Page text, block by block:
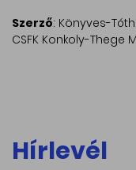
Szerző: Könyves-
CSFK Konkoly-Thege
Hírlevél